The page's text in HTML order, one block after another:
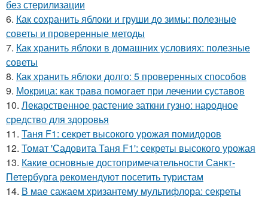
без стерилизации
6. Как сохранить яблоки и груши до зимы: полезные
советы и проверенные методы
7. Как хранить яблоки в домашних условиях: полезные
советы
8. Как хранить яблоки долго: 5 проверенных способов
9. Мокрица: как трава помогает при лечении суставов
10. Лекарственное растение заткни гузно: народное
средство для здоровья
11. Таня F1: секрет высокого урожая помидоров
12. Томат 'Садовита Таня F1': секреты высокого урожая
13. Какие основные достопримечательности Санкт-
Петербурга рекомендуют посетить туристам
14. В мае сажаем хризантему мультифлора: секреты